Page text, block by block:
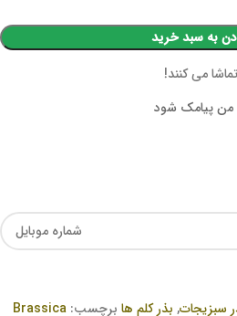
به سبد خرید
می کنند!
من پیامک شود
سبزیجات, بذر کلم ها برچسب: Brassica